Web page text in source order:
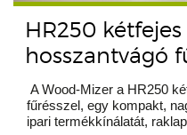
HR250
hosszantvágó
A Wood-Mizer a HR250
fűrésszel, egy kompakt,
ipari termékkínálatát,